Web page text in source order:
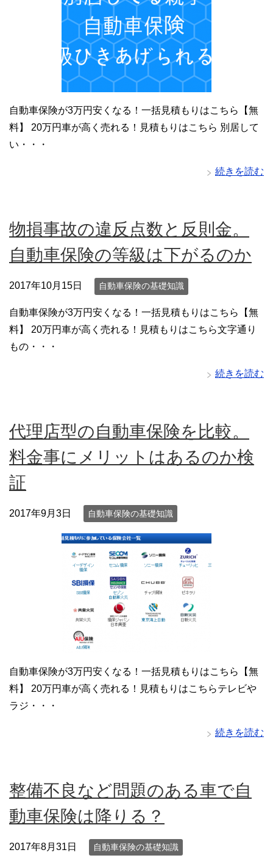
自動車保険が3万円安くなる！一括見積もりはこちら【無
料】 20万円車が高く売れる！見積もりはこちら 別居して
い・・・
続きを読む
物損事故の違反点数と反則金。
自動車保険の等級は下がるのか
2017年10月15日 自動車保険の基礎知識
自動車保険が3万円安くなる！一括見積もりはこちら【無
料】 20万円車が高く売れる！見積もりはこちら文字通り
もの・・・
続きを読む
代理店型の自動車保険を比較。
料金事にメリットはあるのか検
証
2017年9月3日 自動車保険の基礎知識
自動車保険が3万円安くなる！一括見積もりはこちら【無
料】 20万円車が高く売れる！見積もりはこちらテレビや
ラジ・・・
続きを読む
整備不良など問題のある車で自
動車保険は降りる？
2017年8月31日 自動車保険の基礎知識